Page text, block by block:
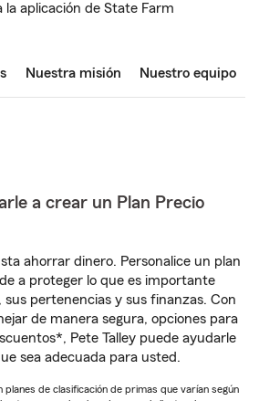
la aplicación de State Farm
Nuestra misión Nuestro equipo
a crear un Plan Precio
ahorrar dinero. Personalice un plan
a proteger lo que es importante
pertenencias y sus finanzas. Con
de manera segura, opciones para
Pete Talley puede ayudarle
sea adecuada para usted.
de clasificación de primas que varían según